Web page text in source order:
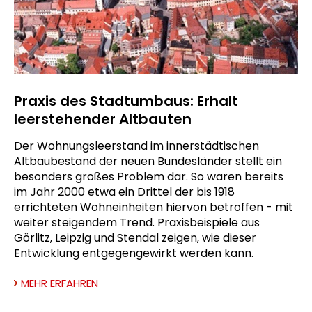
Praxis des Stadtumbaus: Erhalt
leerstehender Altbauten
Der Wohnungsleerstand im innerstädtischen
Altbaubestand der neuen Bundesländer stellt ein
besonders großes Problem dar. So waren bereits
im Jahr 2000 etwa ein Drittel der bis 1918
errichteten Wohneinheiten hiervon betroffen - mit
weiter steigendem Trend. Praxisbeispiele aus
Görlitz, Leipzig und Stendal zeigen, wie dieser
Entwicklung entgegengewirkt werden kann.
MEHR ERFAHREN